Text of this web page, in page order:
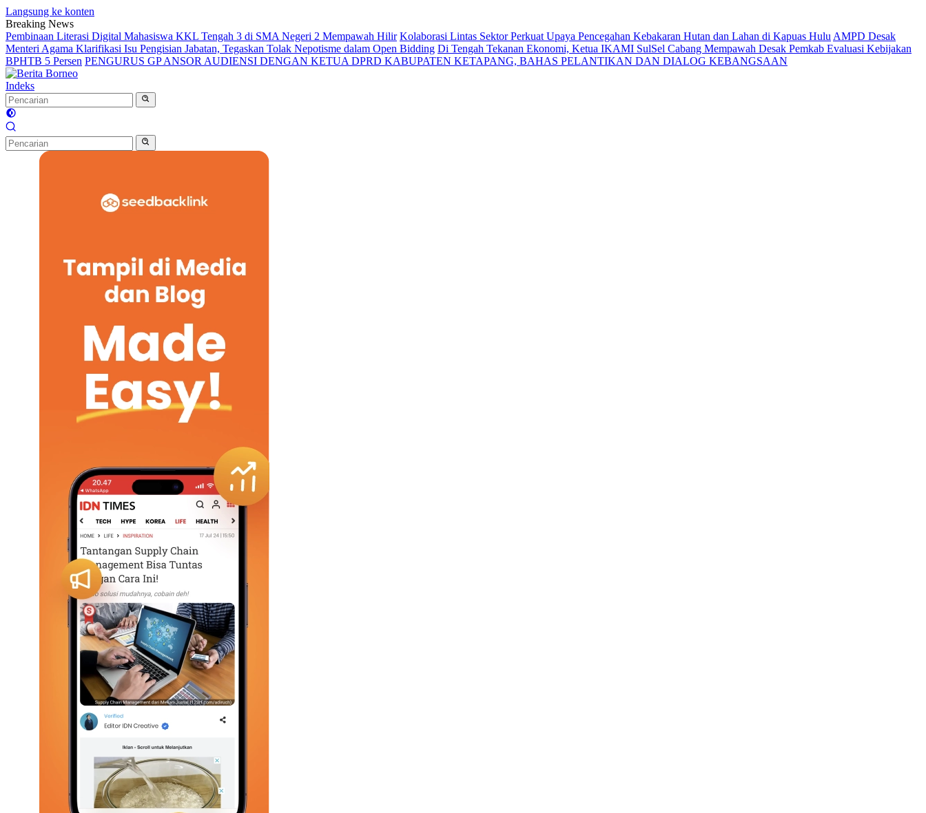
Langsung ke konten
Breaking News
Pembinaan Literasi Digital Mahasiswa KKL Tengah 3 di SMA Negeri 2 Mempawah Hilir Kolaborasi Lintas Sektor Perkuat Upaya Pencegahan Kebakaran Hutan dan Lahan di Kapuas Hulu AMPD Desak
Menteri Agama Klarifikasi Isu Pengisian Jabatan, Tegaskan Tolak Nepotisme dalam Open Bidding Di Tengah Tekanan Ekonomi, Ketua IKAMI SulSel Cabang Mempawah Desak Pemkab Evaluasi Kebijakan
BPHTB 5 Persen PENGURUS GP ANSOR AUDIENSI DENGAN KETUA DPRD KABUPATEN KETAPANG, BAHAS PELANTIKAN DAN DIALOG KEBANGSAAN
Indeks